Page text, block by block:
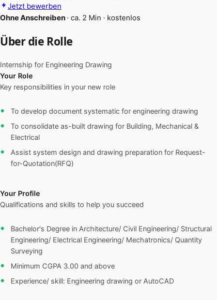
Jetzt bewerben
Ohne Anschreiben · ca. 2 Min · kostenlos
Über die Rolle
Internship for Engineering Drawing
Your Role
Key responsibilities in your new role
To develop document systematic for engineering drawing
To consolidate as-built drawing for Building, Mechanical &
Electrical
Assist system design and drawing preparation for Request-
for-Quotation(RFQ)
Your Profile
Qualifications and skills to help you succeed
Bachelor's Degree in Architecture/ Civil Engineering/ Structural
Engineering/ Electrical Engineering/ Mechatronics/ Quantity
Surveying
Minimum CGPA 3.00 and above
Experience/ skill: Engineering drawing or AutoCAD